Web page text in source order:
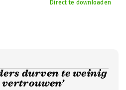
Direct te downloaden
durven te weinig